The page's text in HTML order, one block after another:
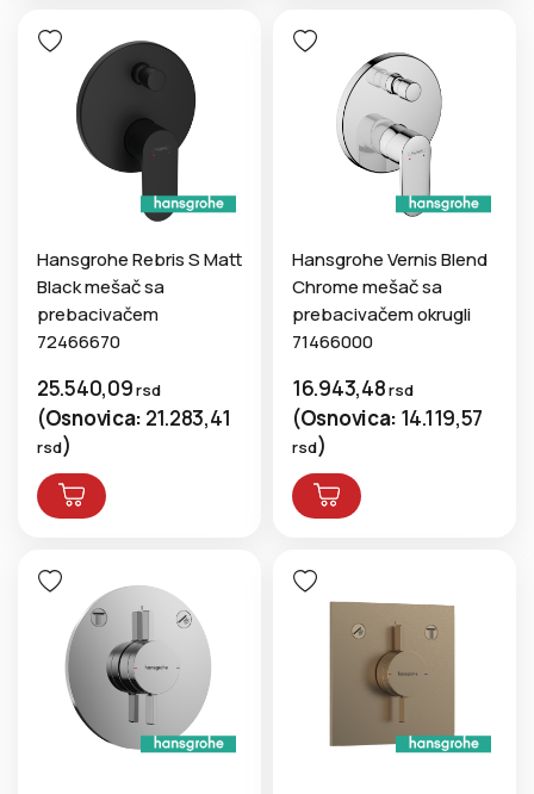
Hansgrohe Rebris S Matt
Black mešač sa
prebacivačem
72466670
25.540,09rsd
(Osnovica: 21.283,41
rsd)
Hansgrohe Vernis Blend
Chrome mešač sa
prebacivačem okrugli
71466000
16.943,48rsd
(Osnovica: 14.119,57
rsd)